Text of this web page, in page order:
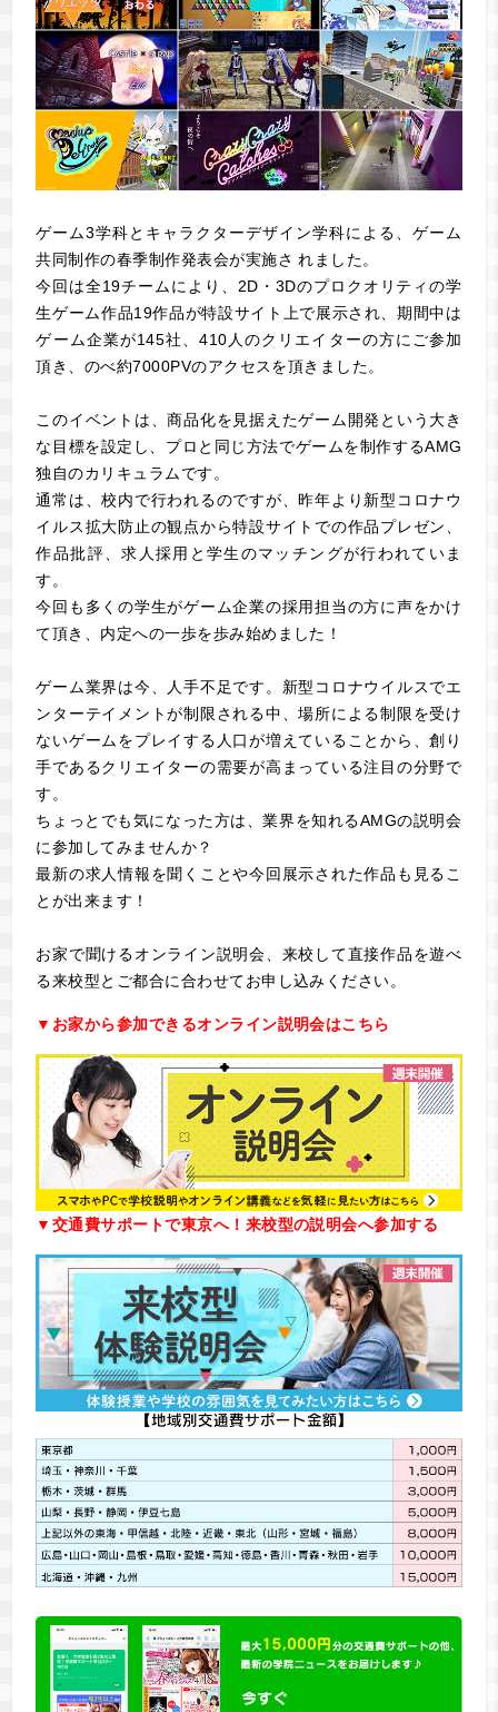
ゲーム3学科とキャラクターデザイン学科による、ゲーム
共同制作の春季制作発表会が実施さ れました。
今回は全19チームにより、2D・3Dのプロクオリティの学
生ゲーム作品19作品が特設サイト上で展示され、期間中は
ゲーム企業が145社、410人のクリエイターの方にご参加
頂き、のべ約7000PVのアクセスを頂きました。
このイベントは、商品化を見据えたゲーム開発という大き
な目標を設定し、プロと同じ方法でゲームを制作するAMG
独自のカリキュラムです。
通常は、校内で行われるのですが、昨年より新型コロナウ
イルス拡大防止の観点から特設サイトでの作品プレゼン、
作品批評、求人採用と学生のマッチングが行われていま
す。
今回も多くの学生がゲーム企業の採用担当の方に声をかけ
て頂き、内定への一歩を歩み始めました！
ゲーム業界は今、人手不足です。新型コロナウイルスでエ
ンターテイメントが制限される中、場所による制限を受け
ないゲームをプレイする人口が増えていることから、創り
手であるクリエイターの需要が高まっている注目の分野で
す。
ちょっとでも気になった方は、業界を知れるAMGの説明会
に参加してみませんか？
最新の求人情報を聞くことや今回展示された作品も見るこ
とが出来ます！
お家で聞けるオンライン説明会、来校して直接作品を遊べ
る来校型とご都合に合わせてお申し込みください。
▼お家から参加できるオンライン説明会はこちら
▼交通費サポートで東京へ！来校型の説明会へ参加する